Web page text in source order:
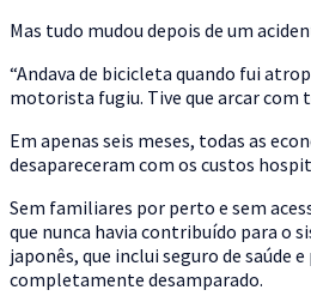
Mas tudo mudou depois de um
“Andava de bicicleta quando fui
motorista fugiu. Tive que arcar com
Em apenas seis meses, todas as
desapareceram com os custos
Sem familiares por perto e sem
que nunca havia contribuído para o
japonês, que inclui seguro de saúde
completamente desamparado.